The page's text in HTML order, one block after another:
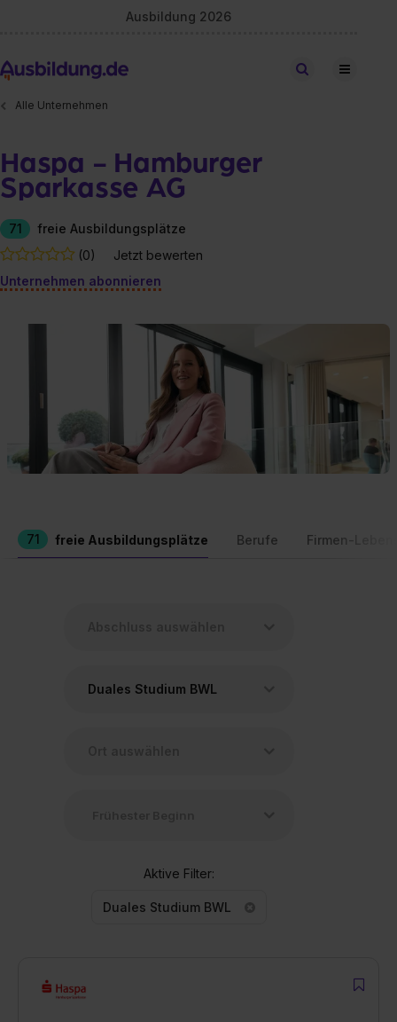
Ausbildung 2026
Stellen finden
Alle Unternehmen
Haspa - Hamburger
Sparkasse AG
71
freie Ausbildungsplätze
(0)
Jetzt bewerten
Unternehmen abonnieren
71 freie Ausbildungsplätze Berufe Firmen-
Duales Studium BWL
Aktive Filter:
Duales Studium BWL